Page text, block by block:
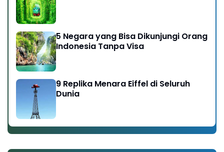
5 Negara yang Bisa Dikunjungi Orang
Indonesia Tanpa Visa
9 Replika Menara Eiffel di Seluruh
Dunia